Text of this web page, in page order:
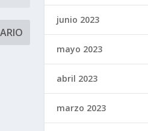
junio 2023
mayo 2023
abril 2023
marzo 2023